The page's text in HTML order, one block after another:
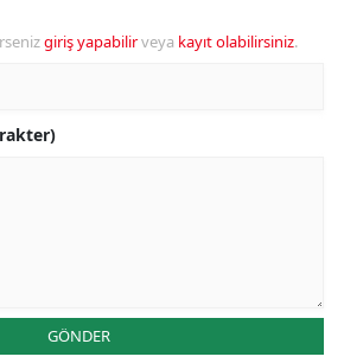
giriş yapabilirveya kayıt olabilirsiniz.
GÖNDER